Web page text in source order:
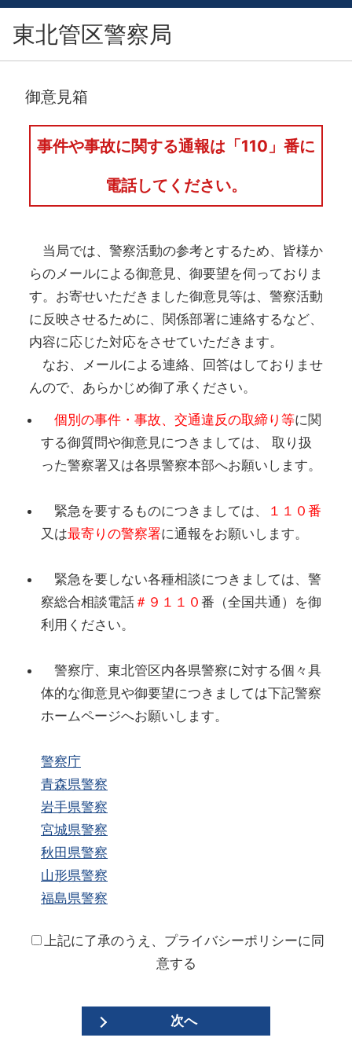
東北管区警察局
御意見箱
事件や事故に関する通報は「110」番に
電話してください。
当局では、警察活動の参考とするため、皆様か
らのメールによる御意見、御要望を伺っておりま
す。お寄せいただきました御意見等は、警察活動
に反映させるために、関係部署に連絡するなど、
内容に応じた対応をさせていただきます。
なお、メールによる連絡、回答はしておりませ
んので、あらかじめ御了承ください。
個別の事件・事故、交通違反の取締り等に関
する御質問や御意見につきましては、 取り扱
った警察署又は各県警察本部へお願いします。
緊急を要するものにつきましては、
１１０番
又は最寄りの警察署に通報をお願いします。
緊急を要しない各種相談につきましては、警
察総合相談電話 ＃９１１０ 番（全国共通）を御
利用ください。
警察庁、東北管区内各県警察に対する個々具
体的な御意見や御要望につきましては下記警察
ホームページへお願いします。
警察庁
青森県警察
岩手県警察
宮城県警察
秋田県警察
山形県警察
福島県警察
上記に了承のうえ、プライバシーポリシーに同
意する
次へ